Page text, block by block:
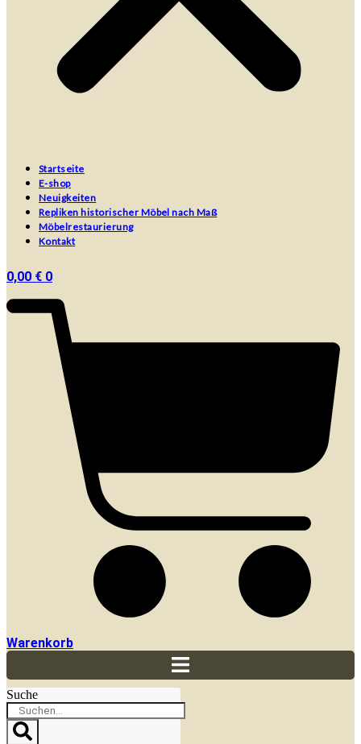
Startseite
E-shop
Neuigkeiten
Repliken historischer Möbel nach Maß
Möbelrestaurierung
Kontakt
0,00 € 0
Warenkorb
Suche